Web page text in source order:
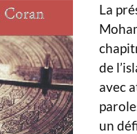
La
de
avec
un